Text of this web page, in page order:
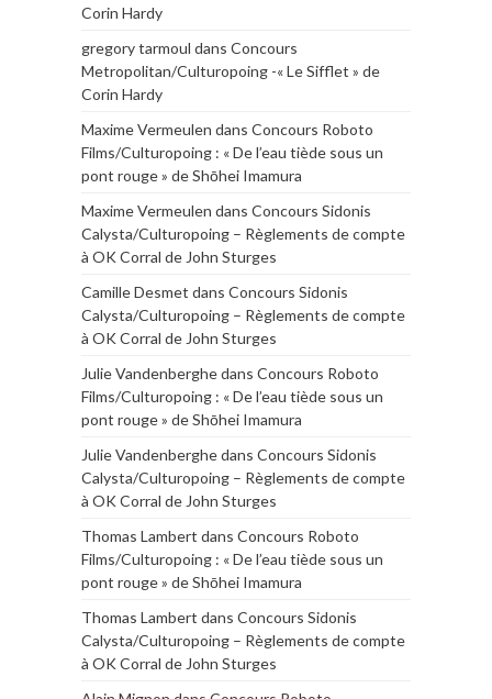
Corin Hardy
gregory tarmoul dans Concours
Metropolitan/Culturopoing -« Le Sifflet » de
Corin Hardy
Maxime Vermeulen dans Concours Roboto
Films/Culturopoing : « De l’eau tiède sous un
pont rouge » de Shōhei Imamura
Maxime Vermeulen dans Concours Sidonis
Calysta/Culturopoing – Règlements de compte
à OK Corral de John Sturges
Camille Desmet dans Concours Sidonis
Calysta/Culturopoing – Règlements de compte
à OK Corral de John Sturges
Julie Vandenberghedans Concours Roboto
Films/Culturopoing : « De l’eau tiède sous un
pont rouge » de Shōhei Imamura
Julie Vandenberghedans Concours Sidonis
Calysta/Culturopoing – Règlements de compte
à OK Corral de John Sturges
Thomas Lambert dans Concours Roboto
Films/Culturopoing : « De l’eau tiède sous un
pont rouge » de Shōhei Imamura
Thomas Lambert dans Concours Sidonis
Calysta/Culturopoing – Règlements de compte
à OK Corral de John Sturges